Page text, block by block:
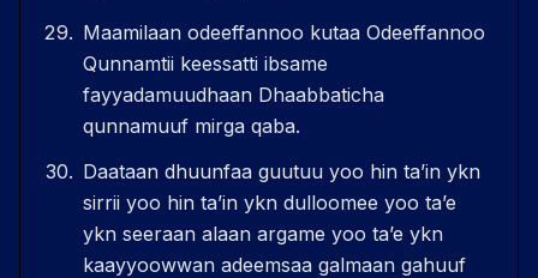
Maamilaan odeeffannoo kutaa Odeeffannoo
Qunnamtii keessatti ibsame
fayyadamuudhaan Dhaabbaticha
qunnamuuf mirga qaba.
Daataan dhuunfaa guutuu yoo hin taʼin ykn
sirrii yoo hin taʼin ykn dulloomee yoo taʼe
ykn seeraan alaan argame yoo taʼe ykn
kaayyoowwan adeemsaa galmaan gahuuf